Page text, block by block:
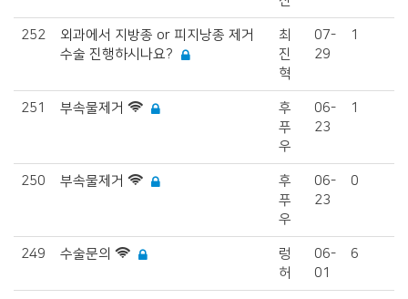
252
외과에서 지방종 or 피지낭종 제거
수술 진행하시나요?
최
진
혁
07-
29
1
251 부속물제거
후
푸
우
06-
23
1
250 부속물제거
후
푸
우
06-
23
0
249 수술문의
렁
허
06-
01
6